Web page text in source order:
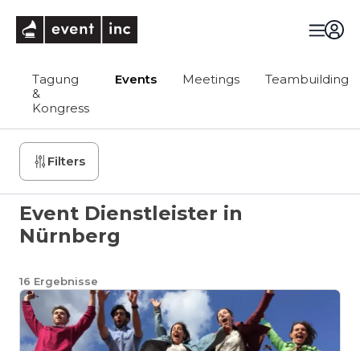
Tagung
&
Kongress
Events Meetings Teambuilding
Filters
Event Dienstleister in
Nürnberg
16 Ergebnisse